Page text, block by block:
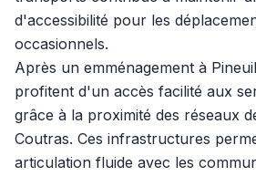
d'accessibilité pour les
occasionnels.
Après un emménagement à
profitent d'un accès facilité aux
grâce à la proximité des réseaux
Coutras. Ces infrastructures
articulation fluide avec les